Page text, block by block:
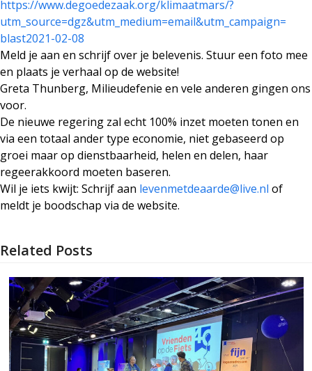
https://www.degoedezaak.org/klimaatmars/?
utm_source=dgz&utm_medium=email&utm_campaign=
blast2021-02-08
Meld je aan en schrijf over je belevenis. Stuur een foto mee
en plaats je verhaal op de website!
Greta Thunberg, Milieudefenie en vele anderen gingen ons
voor.
De nieuwe regering zal echt 100% inzet moeten tonen en
via een totaal ander type economie, niet gebaseerd op
groei maar op dienstbaarheid, helen en delen, haar
regeerakkoord moeten baseren.
Wil je iets kwijt: Schrijf aan levenmetdeaarde@live.nl of
meldt je boodschap via de website.
Related Posts